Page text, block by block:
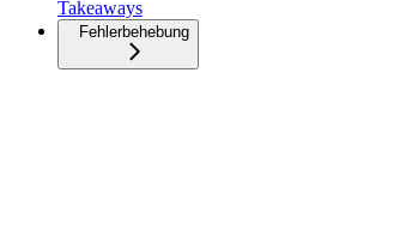
Takeaways
Fehlerbehebung